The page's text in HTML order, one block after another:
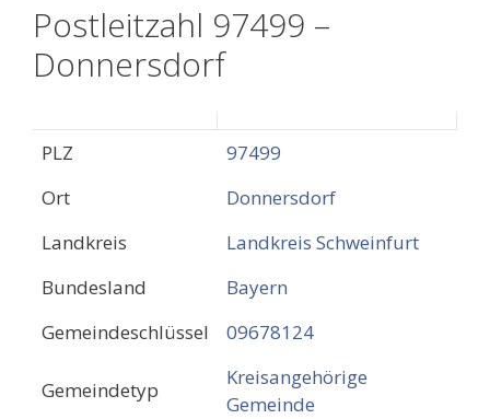
Postleitzahl 97499 –
Donnersdorf
PLZ
97499
Ort
Donnersdorf
Landkreis
Landkreis Schweinfurt
Bundesland
Bayern
Gemeindeschlüssel
09678124
Gemeindetyp
Kreisangehörige
Gemeinde